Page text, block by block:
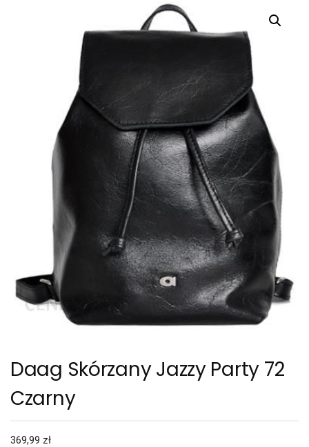
Daag Skórzany Jazzy Party 72
Czarny
369,99 zł